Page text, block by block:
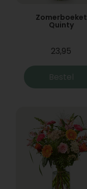
Zomerboeket
Quinty
23,95
Bestel